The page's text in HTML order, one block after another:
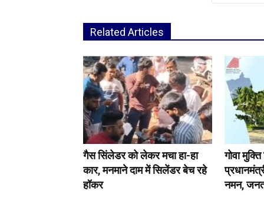
Related Articles
गैस सिंलेडर को लेकर मचा हा-हा
कार, मनमाने दाम में सिलेंडर बेच रहे
हॉकर
गोवा
नमन,